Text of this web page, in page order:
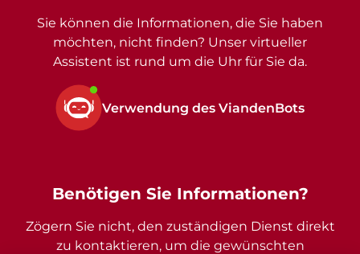
Sie können die Informationen, die Sie haben
möchten, nicht finden? Unser virtueller
Assistent ist rund um die Uhr für Sie da.
Verwendung des ViandenBots
Benötigen Sie Informationen?
Zögern Sie nicht, den zuständigen Dienst direkt
zu kontaktieren, um die gewünschten